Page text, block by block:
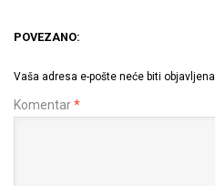
POVEZANO:
Vaša adresa e-pošte neće biti objavljena.
Komentar*